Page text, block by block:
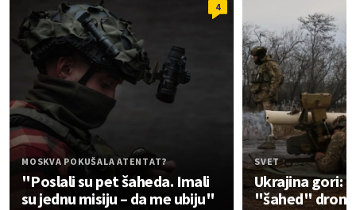
4
MOSKVA POKUŠALA ATENTAT?
"Poslali su pet šaheda. Imali
su jednu misiju – da me ubiju"
SVET
Ukrajina gori:
"šahed"